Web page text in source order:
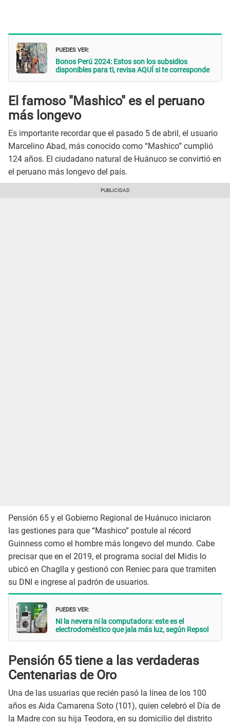
PUEDES VER:
Bonos Perú 2024: Estos son los subsidios
disponibles para ti, revisa AQUÍ si te corresponde
El famoso "Mashico" es el peruano
más longevo
Es importante recordar que el pasado 5 de abril, el usuario
Marcelino Abad, más conocido como “Mashico” cumplió
124 años. El ciudadano natural de Huánuco se convirtió en
el peruano más longevo del país.
Pensión 65 y el Gobierno Regional de Huánuco iniciaron
las gestiones para que “Mashico” postule al récord
Guinness como el hombre más longevo del mundo. Cabe
precisar que en el 2019, el programa social del Midis lo
ubicó en Chaglla y gestionó con Reniec para que tramiten
su DNI e ingrese al padrón de usuarios.
PUEDES VER:
Ni la nevera ni la computadora: este es el
electrodoméstico que jala más luz, según Repsol
Pensión 65 tiene a las verdaderas
Centenarias de Oro
Una de las usuarias que recién pasó la línea de los 100
años es Aida Camarena Soto (101), quien celebró el Día de
la Madre con su hija Teodora, en su domicilio del distrito